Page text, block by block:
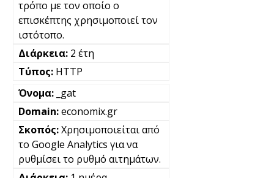
τρόπο με τον οποίο ο
επισκέπτης χρησιμοποιεί τον
ιστότοπο.
2 έτη
HTTP
_gat
economix.gr
Χρησιμοποιείται από
το Google Analytics για να
ρυθμίσει το ρυθμό αιτημάτων.